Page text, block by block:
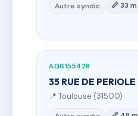
Autre syndic 📏 33 m
AG6155428
35 RUE DE PERIOLE
📍 Toulouse (31500)